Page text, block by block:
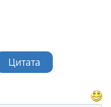
Цитата